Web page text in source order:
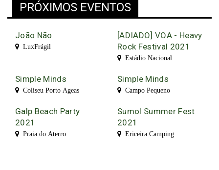
PRÓXIMOS EVENTOS
João Não
LuxFrágil
[ADIADO] VOA - Heavy
Rock Festival 2021
Estádio Nacional
Simple Minds
Coliseu Porto Ageas
Simple Minds
Campo Pequeno
Galp Beach Party
2021
Praia do Aterro
Sumol Summer Fest
2021
Ericeira Camping